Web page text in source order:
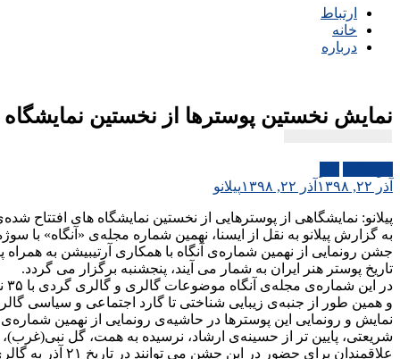
ارتباط
خانه
درباره
نمایش نخستین پوسترها از نخستین نمایشگاه
آذر ۲۲, ۱۳۹۸
آذر ۲۲, ۱۳۹۸ پیلانو
پیلانو: نمایشگاهی از پوسترهایی از نخستین نمایشگاه های افتتاح شده‌ی گالری ها از سال های
به گزارش پیلانو به نقل از ایسنا، نهمین شماره مجله‌ی «آنگاه» با
جشن رونمایی از نهمین شماره‌ی آنگاه با همکاری آرتیبیشن به
تاریخ پوستر هنر ایران به شمار می آیند، پنجشنبه برگزار می گردد.
و همین طور از جنبه‌ی زیبایی شناختی تا گارد اجتماعی و سیاسی
شریعتی، پایین تر از حسینه‌ی ارشاد، نرسیده به همت، گل نبی(غرب)، میدان
علاقمندان برای حضور در این جشن می توانند در تاریخ ۲۱ آذر به گالری آرتیبیشن بازگشت کنند، ورود به جشن رونمایی و نمایشگاه پوستر برای عموم علاقمندان آزاد است.